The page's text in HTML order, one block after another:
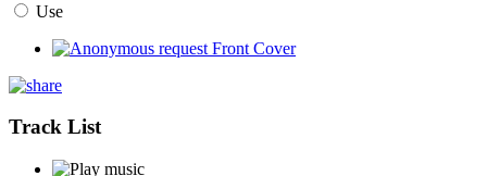
Use
Track List